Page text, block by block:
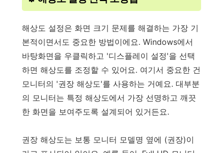
해상도 설정은 화면 크기 문제를 해결하는 가장 기
본적이면서도 중요한 방법이에요. Windows에서
바탕화면을 우클릭하고 '디스플레이 설정'을 선택
하면 해상도를 조정할 수 있어요. 여기서 중요한 건
모니터의 '권장 해상도'를 사용하는 거예요. 대부분
의 모니터는 특정 해상도에서 가장 선명하고 깨끗
한 화면을 보여주도록 설계되어 있거든요.
권장 해상도는 보통 모니터 모델명 옆에 (권장)이